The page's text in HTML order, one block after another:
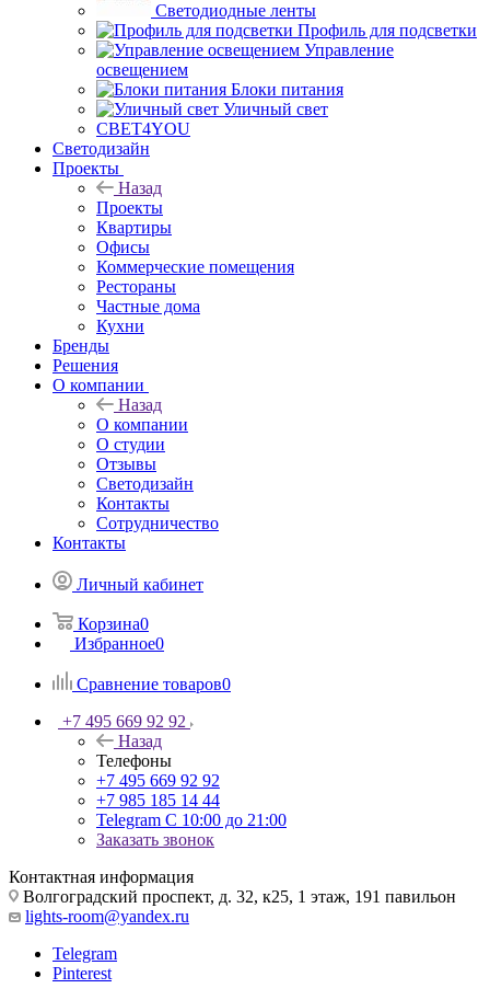
Светодиодные ленты
Профиль для подсветки
Управление
освещением
Блоки питания
Уличный свет
СВЕТ4YOU
Светодизайн
Проекты
Назад
Проекты
Квартиры
Офисы
Коммерческие помещения
Рестораны
Частные дома
Кухни
Бренды
Решения
О компании
Назад
О компании
О студии
Отзывы
Светодизайн
Контакты
Сотрудничество
Контакты
Личный кабинет
Корзина0
Избранное0
Сравнение товаров0
+7 495 669 92 92
Назад
Телефоны
+7 495 669 92 92
+7 985 185 14 44
Telegram С 10:00 до 21:00
Заказать звонок
Контактная информация
Волгоградский проспект, д. 32, к25, 1 этаж, 191 павильон
lights-room@yandex.ru
Telegram
Pinterest